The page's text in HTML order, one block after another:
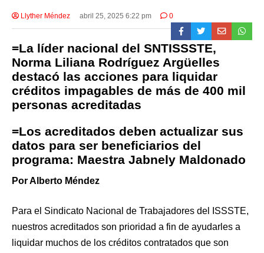
Llyther Méndez abril 25, 2025 6:22 pm 0
=La líder nacional del SNTISSSTE,
Norma Liliana Rodríguez Argüelles
destacó las acciones para liquidar
créditos impagables de más de 400 mil
personas acreditadas
=Los acreditados deben actualizar sus
datos para ser beneficiarios del
programa: Maestra Jabnely Maldonado
Por Alberto Méndez
Para el Sindicato Nacional de Trabajadores del ISSSTE,
nuestros acreditados son prioridad a fin de ayudarles a
liquidar muchos de los créditos contratados que son